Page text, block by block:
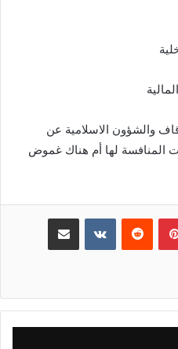
والشؤون الاسلامية عن
المنافسة لها أم هناك غموض
بينتيريست مشاركة عبر البريد